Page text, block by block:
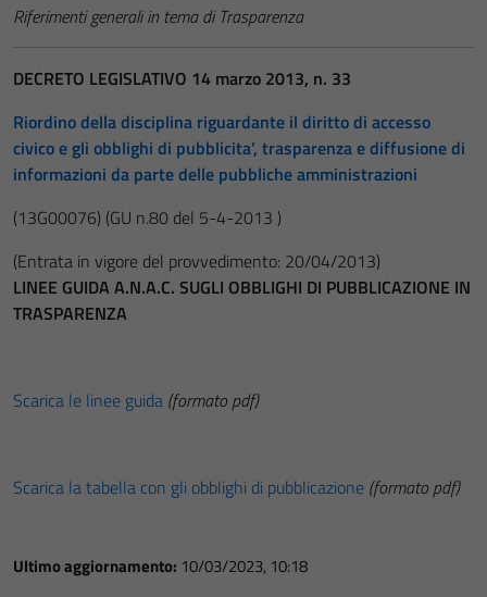
Riferimenti generali in tema di Trasparenza
DECRETO LEGISLATIVO 14 marzo 2013, n. 33
Riordino della disciplina riguardante il diritto di accesso
civico e gli obblighi di pubblicita’, trasparenza e diffusione di
informazioni da parte delle pubbliche amministrazioni
(13G00076) (GU n.80 del 5-4-2013 )
(Entrata in vigore del provvedimento: 20/04/2013)
LINEE GUIDA A.N.A.C. SUGLI OBBLIGHI DI PUBBLICAZIONE IN
TRASPARENZA
Scarica le linee guida (formato pdf)
Scarica la tabella con gli obblighi di pubblicazione (formato pdf)
Ultimo aggiornamento: 10/03/2023, 10:18